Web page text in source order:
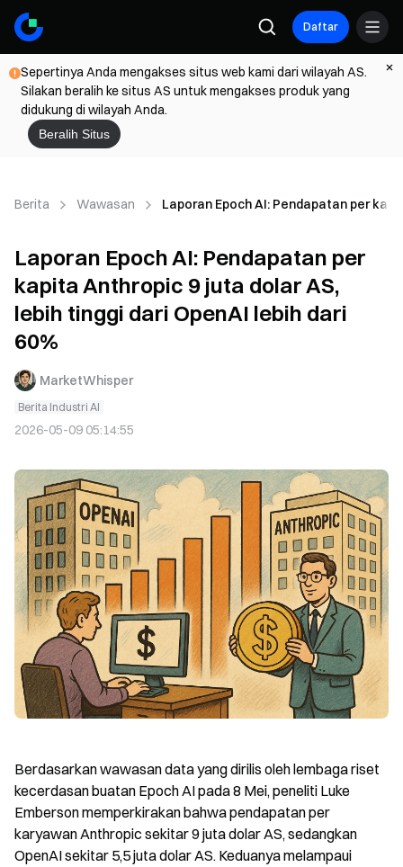
Daftar
Sepertinya Anda mengakses situs web kami dari wilayah AS.
Silakan beralih ke situs AS untuk mengakses produk yang
didukung di wilayah Anda.
Beralih Situs
Berita Wawasan Laporan Epoch AI: Pendapatan per
Laporan Epoch AI: Pendapatan per
kapita Anthropic 9 juta dolar AS,
lebih tinggi dari OpenAI lebih dari
60%
MarketWhisper
Berita Industri AI
2026-05-09 05:14:55
Berdasarkan wawasan data yang dirilis oleh lembaga riset
kecerdasan buatan Epoch AI pada 8 Mei, peneliti Luke
Emberson memperkirakan bahwa pendapatan per
karyawan Anthropic sekitar 9 juta dolar AS, sedangkan
OpenAI sekitar 5,5 juta dolar AS. Keduanya melampaui